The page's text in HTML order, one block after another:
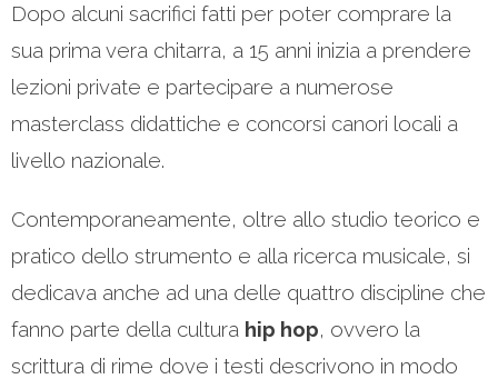
Dopo alcuni sacrifici fatti per poter comprare la
sua prima vera chitarra, a 15 anni inizia a prendere
lezioni private e partecipare a numerose
masterclass didattiche e concorsi canori locali a
livello nazionale.
Contemporaneamente, oltre allo studio teorico e
pratico dello strumento e alla ricerca musicale, si
dedicava anche ad una delle quattro discipline che
fanno parte della cultura hip hop, ovvero la
scrittura di rime dove i testi descrivono in modo